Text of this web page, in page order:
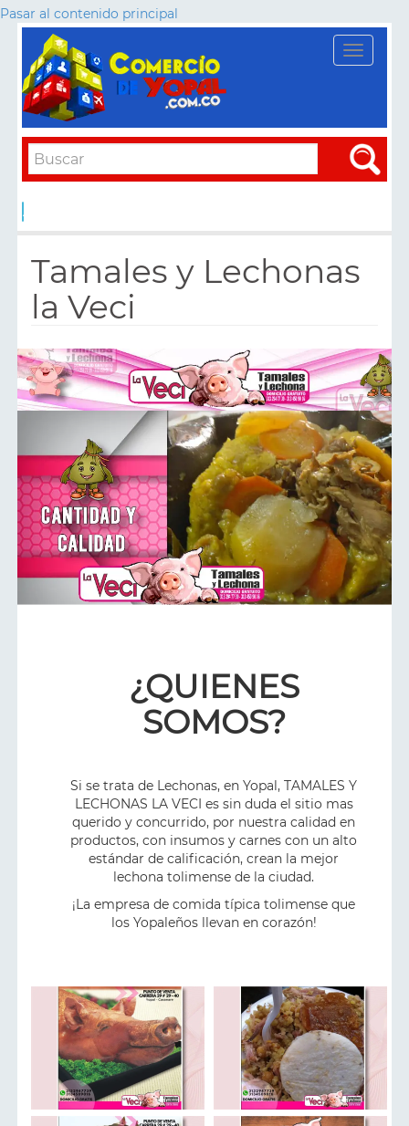
Pasar al contenido principal
Toggle
Apply
Tamales y Lechonas
la Veci
¿QUIENES
SOMOS?
Si se trata de Lechonas, en Yopal, TAMALES Y
LECHONAS LA VECI es sin duda el sitio mas
querido y concurrido, por nuestra calidad en
productos, con insumos y carnes con un alto
estándar de calificación, crean la mejor
lechona tolimense de la ciudad.
¡La empresa de comida típica tolimense que
los Yopaleños llevan en corazón!